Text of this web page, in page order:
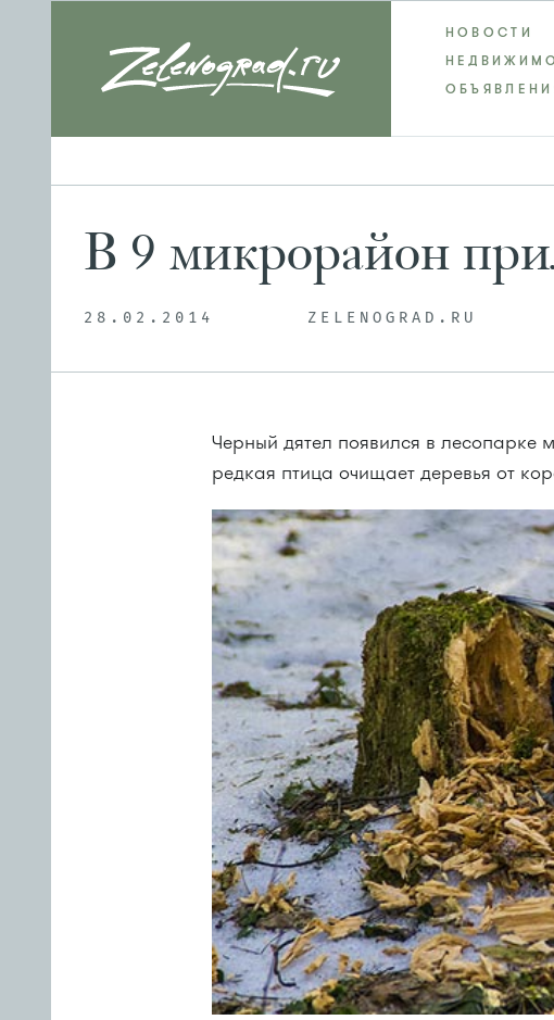
НОВОСТИ
В 9 микрорайон
28.02.2014 ZELENOGRAD.RU
Черный дятел появился в
редкая птица очищает деревья от